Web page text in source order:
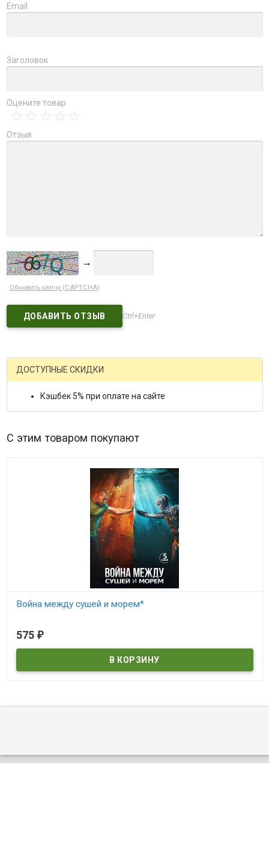
Email
Заголовок
Оцените товар
Отзыв
→
Обновить капчу (CAPTCHA)
Ctrl+Enter
ДОСТУПНЫЕ СКИДКИ
Кэшбек 5% при оплате на сайте
С этим товаром покупают
Война между сушей и морем*
В наличии
575 ₽